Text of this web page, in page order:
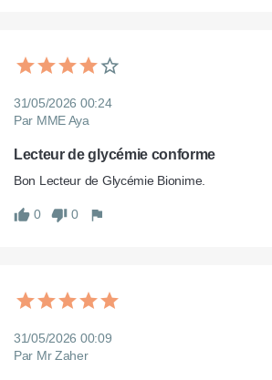
31/05/2026 00:24
Par MME Aya
Lecteur de glycémie conforme
0 0
31/05/2026 00:09
Par Mr Zaher